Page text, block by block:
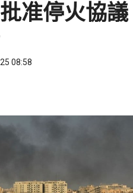
批准停火協
08:58